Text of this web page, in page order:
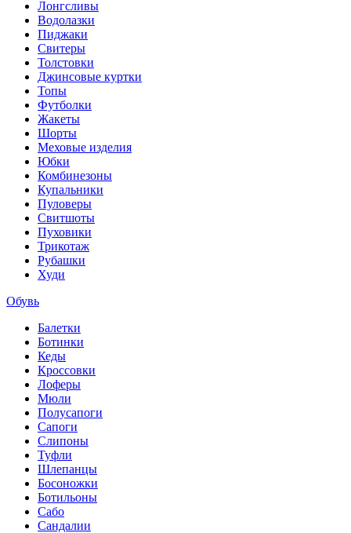
Лонгсливы
Водолазки
Пиджаки
Свитеры
Толстовки
Джинсовые куртки
Топы
Футболки
Жакеты
Шорты
Меховые изделия
Юбки
Комбинезоны
Купальники
Пуловеры
Свитшоты
Пуховики
Трикотаж
Рубашки
Худи
Обувь
Балетки
Ботинки
Кеды
Кроссовки
Лоферы
Мюли
Полусапоги
Сапоги
Слипоны
Туфли
Шлепанцы
Босоножки
Ботильоны
Сабо
Сандалии